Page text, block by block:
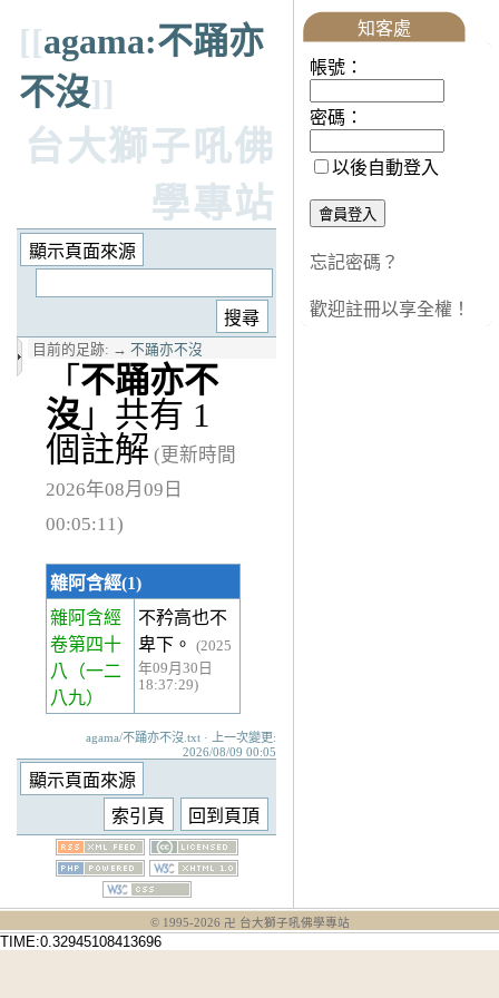
[[agama:不踊亦
不沒]]
台大獅子吼佛
學專站
目前的足跡: → 不踊亦不沒
「 不踊亦不
沒 」共有 1
個註解 (更新時間
2026年08月09日
00:05:11)
雜阿含經(1)
雜阿含經
卷第四十
八
（一二
八九）
不矜高也不
卑下。
(2025
年09月30日
18:37:29)
agama/不踊亦不沒.txt · 上一次變更:
2026/08/09 00:05
知客處
帳號：
密碼：
以後自動登入
忘記密碼？
歡迎註冊以享全權！
© 1995-2026 卍 台大獅子吼佛學專站
TIME:0.32945108413696